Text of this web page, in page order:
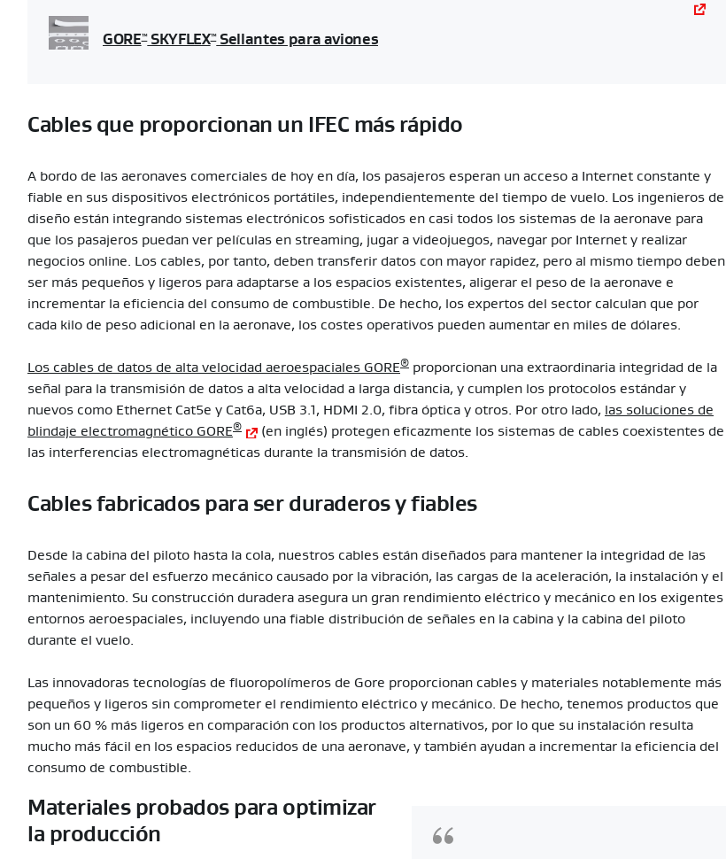
GORE™SKYFLEX™Sellantes para aviones
Cables que proporcionan un IFEC más rápido
A bordo de las aeronaves comerciales de hoy en día, los pasajeros esperan un acceso a Internet constante y
fiable en sus dispositivos electrónicos portátiles, independientemente del tiempo de vuelo. Los ingenieros de
diseño están integrando sistemas electrónicos sofisticados en casi todos los sistemas de la aeronave para
que los pasajeros puedan ver películas en streaming, jugar a videojuegos, navegar por Internet y realizar
negocios online. Los cables, por tanto, deben transferir datos con mayor rapidez, pero al mismo tiempo deben
ser más pequeños y ligeros para adaptarse a los espacios existentes, aligerar el peso de la aeronave e
incrementar la eficiencia del consumo de combustible. De hecho, los expertos del sector calculan que por
cada kilo de peso adicional en la aeronave, los costes operativos pueden aumentar en miles de dólares.
Los cables de datos de alta velocidad aeroespaciales GORE® proporcionan una extraordinaria integridad de la
señal para la transmisión de datos a alta velocidad a larga distancia, y cumplen los protocolos estándar y
nuevos como Ethernet Cat5e y Cat6a, USB 3.1, HDMI 2.0, fibra óptica y otros. Por otro lado, las soluciones de
blindaje electromagnético GORE®
(en inglés) protegen eficazmente los sistemas de cables coexistentes de
las interferencias electromagnéticas durante la transmisión de datos.
Cables fabricados para ser duraderos y fiables
Desde la cabina del piloto hasta la cola, nuestros cables están diseñados para mantener la integridad de las
señales a pesar del esfuerzo mecánico causado por la vibración, las cargas de la aceleración, la instalación y el
mantenimiento. Su construcción duradera asegura un gran rendimiento eléctrico y mecánico en los exigentes
entornos aeroespaciales, incluyendo una fiable distribución de señales en la cabina y la cabina del piloto
durante el vuelo.
Las innovadoras tecnologías de fluoropolímeros de Gore proporcionan cables y materiales notablemente más
pequeños y ligeros sin comprometer el rendimiento eléctrico y mecánico. De hecho, tenemos productos que
son un 60 % más ligeros en comparación con los productos alternativos, por lo que su instalación resulta
mucho más fácil en los espacios reducidos de una aeronave, y también ayudan a incrementar la eficiencia del
consumo de combustible.
Materiales probados para optimizar
la producción